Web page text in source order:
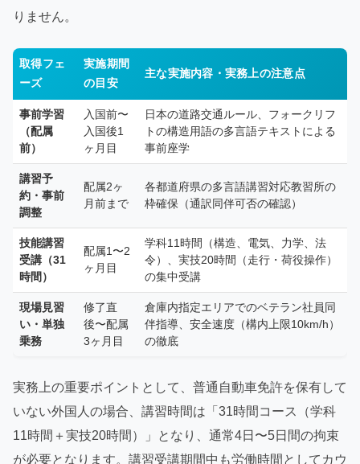
りません。
取得フェ
ーズ
実施期間
の目安
主な実施内容・実務上の注意点
事前学習
（配属
前）
入国前〜
入国後1
ヶ月目
日本の道路交通ルール、フォークリフ
トの構造用語の多言語テキストによる
事前座学
講習予
約・事前
調整
配属2ヶ
月前まで
各都道府県の多言語講習対応教習所の
枠確保（通訳同伴可否の確認）
技能講習
受講（31
時間）
配属1〜2
ヶ月目
学科11時間（構造、電気、力学、法
令）、実技20時間（走行・荷役操作）
の集中受講
現場見習
い・単独
乗務
修了直
後〜配属
3ヶ月目
倉庫内指定エリアでのベテラン社員同
伴指導、安全速度（構内上限10km/h）
の徹底
実務上の重要ポイントとして、普通自動車免許を保有して
いない外国人の場合、講習時間は「31時間コース（学科
11時間＋実技20時間）」となり、通常4日〜5日間の拘束
が必要となります。講習受講期間中も労働時間としてカウ